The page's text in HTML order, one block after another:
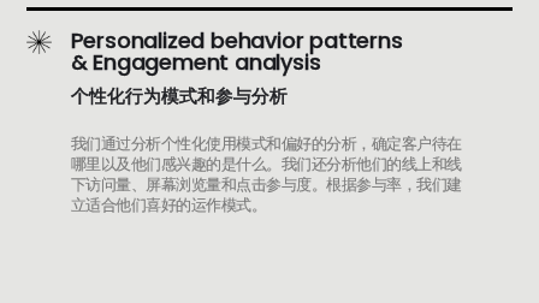
Personalized behavior patterns
& Engagement analysis
个性化行为模式和参与分析
我们通过分析个性化使用模式和偏好的分析，确定客户待在
哪里以及他们感兴趣的是什么。我们还分析他们的线上和线
下访问量、屏幕浏览量和点击参与度。根据参与率，我们建
立适合他们喜好的运作模式。